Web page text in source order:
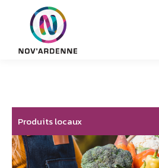
Produits locaux